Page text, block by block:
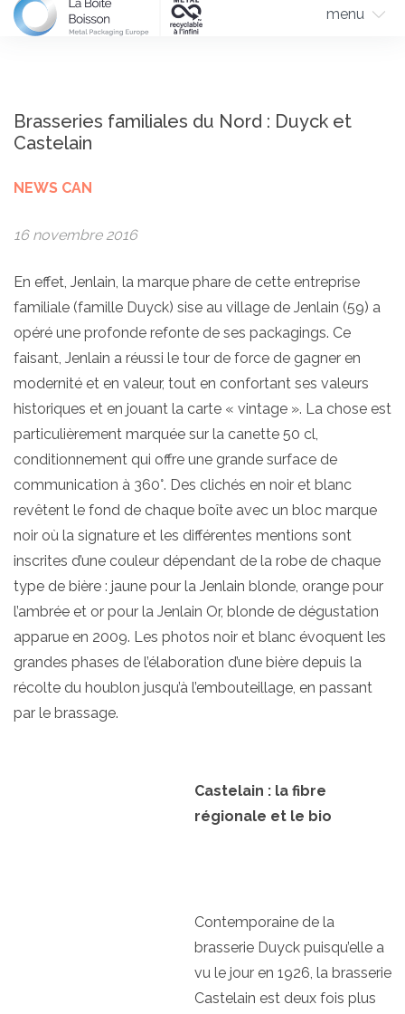
menu
Brasseries familiales du Nord : Duyck et
Castelain
NEWS CAN
16 novembre 2016
En effet, Jenlain, la marque phare de cette entreprise
familiale (famille Duyck) sise au village de Jenlain (59) a
opéré une profonde refonte de ses packagings. Ce
faisant, Jenlain a réussi le tour de force de gagner en
modernité et en valeur, tout en confortant ses valeurs
historiques et en jouant la carte « vintage ». La chose est
particulièrement marquée sur la canette 50 cl,
conditionnement qui offre une grande surface de
communication à 360°. Des clichés en noir et blanc
revêtent le fond de chaque boîte avec un bloc marque
noir où la signature et les différentes mentions sont
inscrites d’une couleur dépendant de la robe de chaque
type de bière : jaune pour la Jenlain blonde, orange pour
l’ambrée et or pour la Jenlain Or, blonde de dégustation
apparue en 2009. Les photos noir et blanc évoquent les
grandes phases de l’élaboration d’une bière depuis la
récolte du houblon jusqu’à l’embouteillage, en passant
par le brassage.
Castelain : la fibre
régionale et le bio
Contemporaine de la
brasserie Duyck puisqu’elle a
vu le jour en 1926, la brasserie
Castelain est deux fois plus